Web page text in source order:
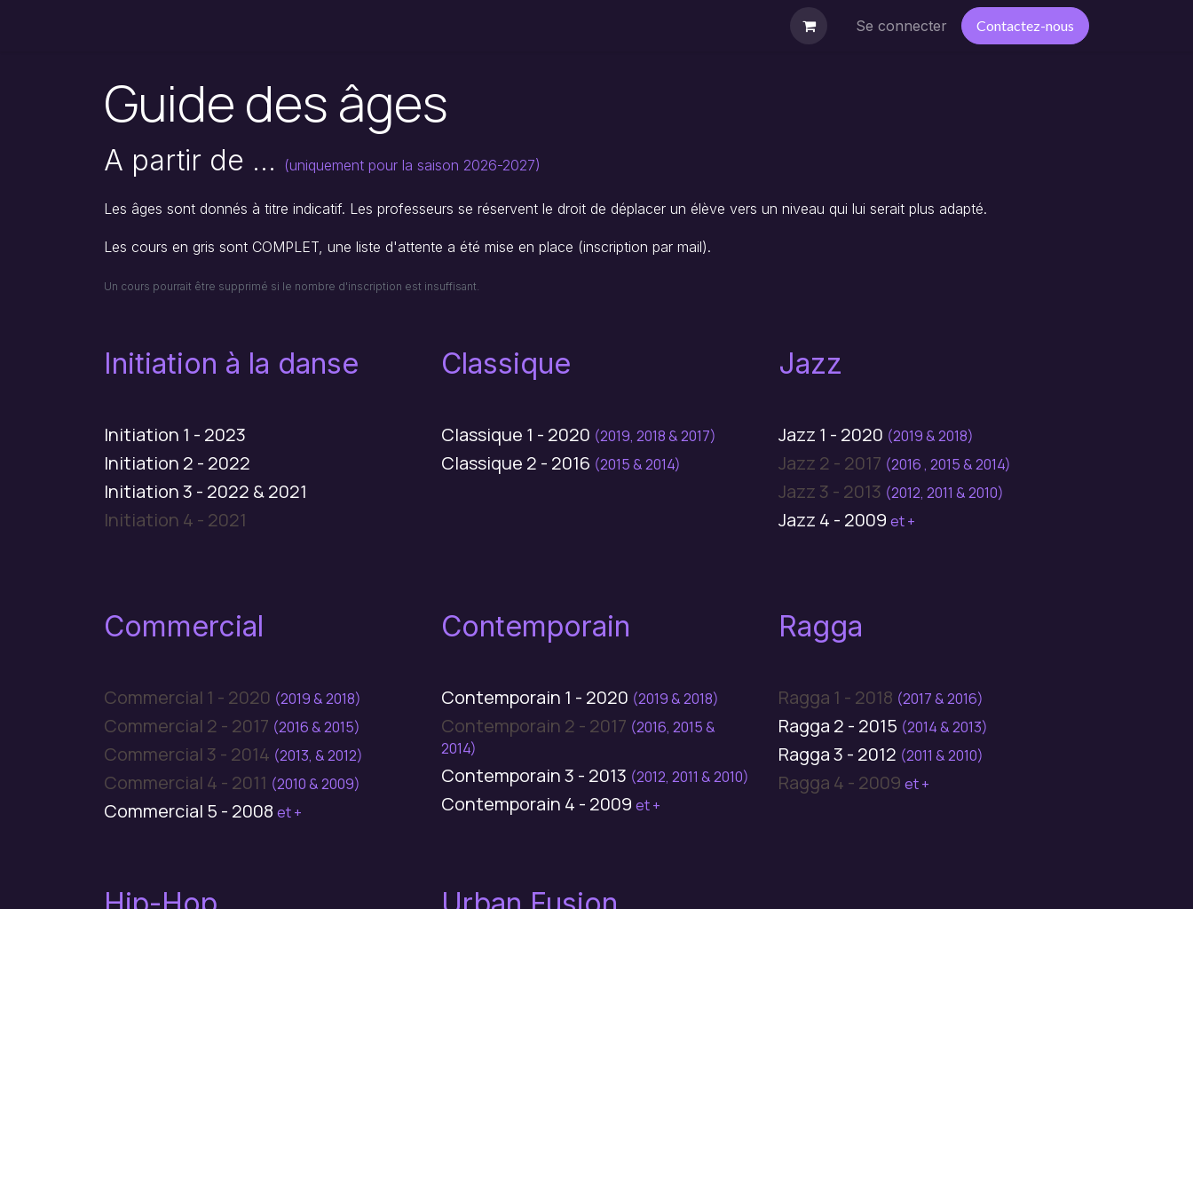
Boutique Se connecter Contactez-nous
Guide des âges
A partir de ... (uniquement pour la saison 2026-2027)
Les âges sont donnés à titre indicatif. Les professeurs se réservent le droit de déplacer un élève vers un niveau qui lui serait plus adapté.
Les cours en gris sont COMPLET, une liste d'attente a été mise en place (inscription par mail).
Un cours pourrait être supprimé si le nombre d'inscription est insuffisant.
Initiation à la danse
Initiation 1 - 2023
Initiation 2 - 2022
Initiation 3 - 2022 & 2021
Initiation 4 - 2021
Classique
Classique 1 - 2020 (2019, 2018 & 2017)
Classique 2 - 2016 (2015 & 2014)
Jazz
Jazz 1 - 2020 (2019 & 2018)
Jazz 2 - 2017 (2016 , 2015 & 2014)
Jazz 3 - 2013 (2012, 2011 & 2010)
Jazz 4 - 2009 et +
Commercial
Commercial 1 - 2020 (2019 & 2018)
Commercial 2 - 2017 (2016 & 2015)
Commercial 3 - 2014 (2013, & 2012)
Commercial 4 - 2011 (2010 & 2009)
Commercial 5 - 2008 et +
Contemporain
Contemporain 1 - 2020 (2019 & 2018)
Contemporain 2 - 2017 (2016, 2015 &
2014)
Contemporain 3 - 2013 (2012, 2011 & 2010)
Contemporain 4 - 2009 et +
Ragga
Ragga 1 - 2018 (2017 & 2016)
Ragga 2 - 2015 (2014 & 2013)
Ragga 3 - 2012 (2011 & 2010)
Ragga 4 - 2009 et +
Hip-Hop Urban Fusion